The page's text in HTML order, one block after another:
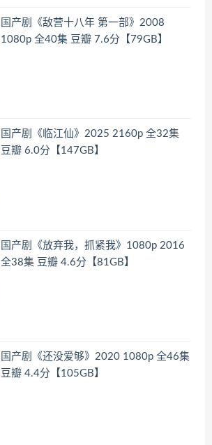
国产剧《敌营十八年 第一部》2008
1080p 全40集 豆瓣 7.6分【79GB】
国产剧《临江仙》2025 2160p 全32集
豆瓣 6.0分【147GB】
国产剧《放弃我，抓紧我》1080p 2016
全38集 豆瓣 4.6分【81GB】
国产剧《还没爱够》2020 1080p 全46集
豆瓣 4.4分【105GB】